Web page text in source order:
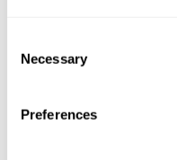
Necessary
Preferences